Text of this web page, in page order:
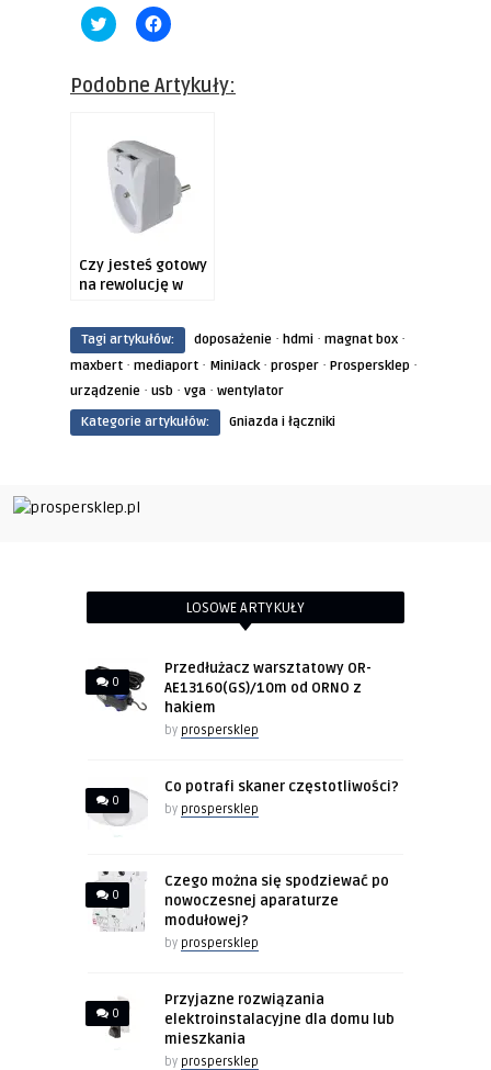
Click
to
Twitter
(Opens
Click
to
Facebook
(Opens
Podobne Artykuły:
Czy jesteś gotowy
na rewolucję w
Tagi artykułów: doposażenie · hdmi · magnat box ·
maxbert · mediaport · MiniJack· prosper · Prospersklep ·
urządzenie · usb · vga · wentylator
Kategorie artykułów:
Gniazda i łączniki
LOSOWE ARTYKUŁY
0
Przedłużacz warsztatowy OR-
AE13160(GS)/10m od ORNO z
hakiem
by prospersklep
0
Co potrafi skaner częstotliwości?
by prospersklep
0
Czego można się spodziewać po
nowoczesnej aparaturze
modułowej?
by prospersklep
0
Przyjazne rozwiązania
elektroinstalacyjne dla domu lub
mieszkania
by prospersklep